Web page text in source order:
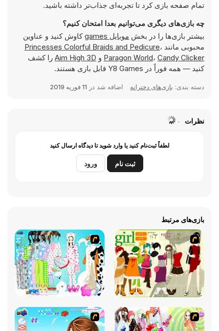
تمام صفحه بازی کرد تا تجربه‌ای جذاب‌تر داشته باشید.
چه بازی‌های دیگری می‌توانیم بعدا امتحان کنیم؟
بیشتر بازی‌ها را در بخش موبایل games
کاوش کنید و عناوین
محبوبی مانند Princesses Colorful Braids and Pedicure،
Paragon World، Candy Clicker و Aim High 3D را کشف
کنید — همه فوراً در Y8 Games قابل بازی هستند.
دسته بندی: بازی‌های دخترانه اضافه شد در 11 فوریه 2019
نظرات
لطفاً ثبت‌نام کنید یا وارد شوید تا دیدگاه ارسال کنید
ثبت نام ورود
بازی‌های مرتبط